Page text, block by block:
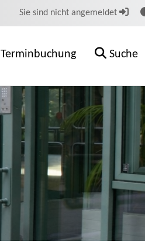
Sie sind nicht angemeldet
Terminbuchung Suche